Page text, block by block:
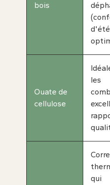
bois
d'été
Ouate de
cellulose
les
qui